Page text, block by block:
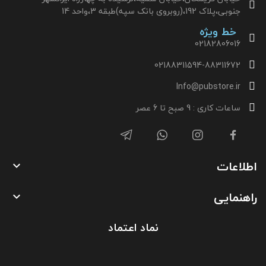
جنوبی،پلاک 192،(روبروی بانک سپه)طبقه 3،واحد 14
خط ویژه
02182806016
02188311594-88311672
Info@pubstore.ir
ساعات کاری : 9 صبح تا 6 عصر
اطلاعات 
راهنمایی 
نماد اعتماد